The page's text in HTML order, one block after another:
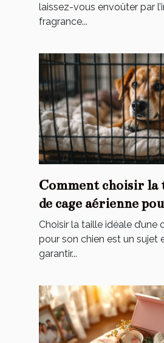
laissez-vous envoûter par
fragrance...
Comment choisir la
de cage aérienne
chien ?
Choisir la taille idéale d’une
pour son chien est un sujet
garantir...